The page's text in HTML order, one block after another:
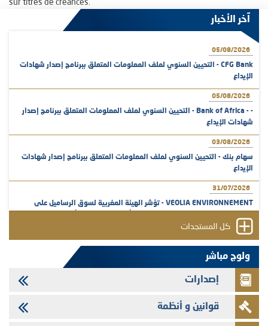
sur titres de créances.
آخر الأخبار
05/08/2026
CFG Bank - التحيين السنوي لملف المعلومات المتعلق ببرنامج إصدار شهادات
الإيداع
05/08/2026
- - Bank of Africa - التحيين السنوي لملف المعلومات المتعلق ببرنامج إصدار
شهادات الإيداع
03/08/2026
سهام بنك - التحيين السنوي لملف المعلومات المتعلق ببرنامج إصدار شهادات
الإيداع
31/07/2026
VEOLIA ENVIRONNEMENT - تؤشر الهيئة المغربية لسوق الرساميل على
29/07/2026
وفابايل - التحيين السنوي لملف المعلومات المتعلق ببرنامج إصدار سندات
شركات التمويل
29/07/2026
تهنئة بمناسبة عيد العرش المجيد
29/07/2026
كل المستجدات
ولوج مباشر
إصدارات
قوانين و أنظمة